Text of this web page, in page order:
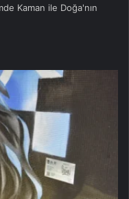
Kaman ile Doğa'nın